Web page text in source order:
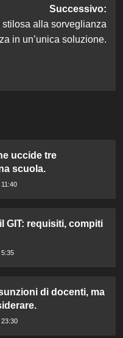
Successivo:
stilosa alla sorveglianza
in un’unica soluzione.
uccide tre
scuola.
GIT: requisiti, compiti
di docenti, ma